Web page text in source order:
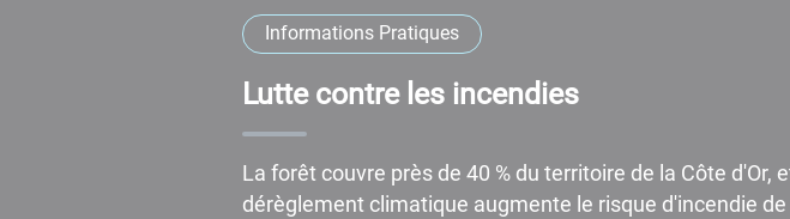
Informations Pratiques
Lutte contre les incendies
La forêt couvre près de 40 % du territoire de la Côte d'Or,
dérèglement climatique augmente le risque d'incendie de